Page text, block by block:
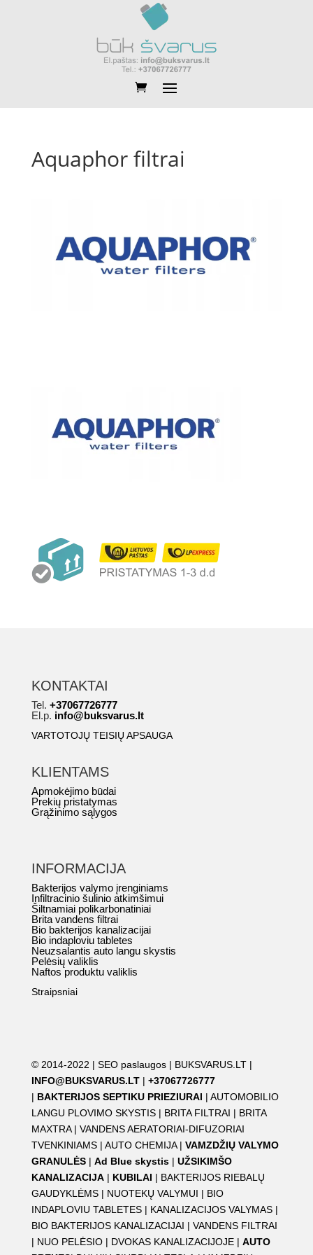
Aquaphor filtrai
KONTAKTAI
Tel. +37067726777
El.p. info@buksvarus.lt
VARTOTOJŲ TEISIŲ APSAUGA
KLIENTAMS
Apmokėjimo būdai
Prekių pristatymas
Grąžinimo sąlygos
INFORMACIJA
Bakterijos valymo įrenginiams
Infiltracinio šulinio atkimšimui
Šiltnamiai polikarbonatiniai
Brita vandens filtrai
Bio bakterijos kanalizacijai
Bio indaploviu tabletes
Neuzsalantis auto langu skystis
Pelėsių valiklis
Naftos produktu valiklis
Straipsniai
© 2014-2022 | SEO paslaugos| BUKSVARUS.LT|
INFO@BUKSVARUS.LT| +37067726777
| BAKTERIJOS SEPTIKU PRIEZIURAI | AUTOMOBILIO
LANGU PLOVIMO SKYSTIS| BRITA FILTRAI | BRITA
MAXTRA| VANDENS AERATORIAI-DIFUZORIAI
TVENKINIAMS| AUTO CHEMIJA | VAMZDŽIŲ VALYMO
GRANULĖS| Ad Blue skystis| UŽSIKIMŠO
KANALIZACIJA| KUBILAI | BAKTERIJOS RIEBALŲ
GAUDYKLĖMS| NUOTEKŲ VALYMUI | BIO
INDAPLOVIU TABLETES| KANALIZACIJOS VALYMAS|
BIO BAKTERIJOS KANALIZACIJAI | VANDENS FILTRAI
| NUO PELĖSIO| DVOKAS KANALIZACIJOJE| AUTO